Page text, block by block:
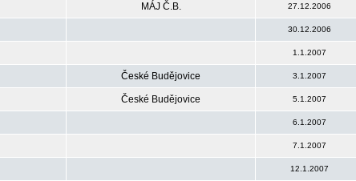
MÁJ Č.B. 27.12.2006
30.12.2006
1.1.2007
České Budějovice 3.1.2007
České Budějovice 5.1.2007
6.1.2007
7.1.2007
12.1.2007